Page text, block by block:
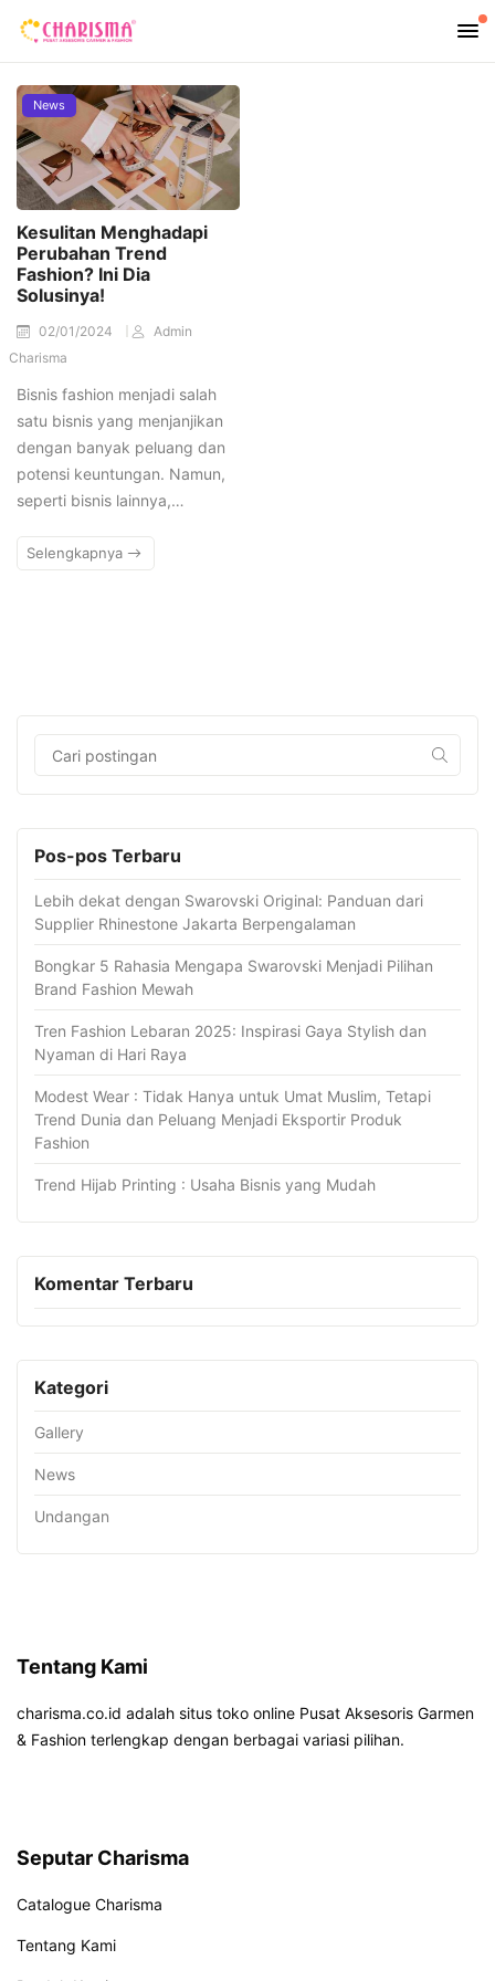
News
Kesulitan Menghadapi
Perubahan Trend
Fashion? Ini Dia
Solusinya!
02/01/2024
Admin
Charisma
Bisnis fashion menjadi salah
satu bisnis yang menjanjikan
dengan banyak peluang dan
potensi keuntungan. Namun,
seperti bisnis lainnya,…
Selengkapnya
Pos-pos Terbaru
Lebih dekat dengan Swarovski Original: Panduan dari
Supplier Rhinestone Jakarta Berpengalaman
Bongkar 5 Rahasia Mengapa Swarovski Menjadi Pilihan
Brand Fashion Mewah
Tren Fashion Lebaran 2025: Inspirasi Gaya Stylish dan
Nyaman di Hari Raya
Modest Wear : Tidak Hanya untuk Umat Muslim, Tetapi
Trend Dunia dan Peluang Menjadi Eksportir Produk
Fashion
Trend Hijab Printing : Usaha Bisnis yang Mudah
Komentar Terbaru
Kategori
Gallery
News
Undangan
Tentang Kami
charisma.co.id adalah situs toko online Pusat Aksesoris Garmen
& Fashion terlengkap dengan berbagai variasi pilihan.
Seputar Charisma
Catalogue Charisma
Tentang Kami